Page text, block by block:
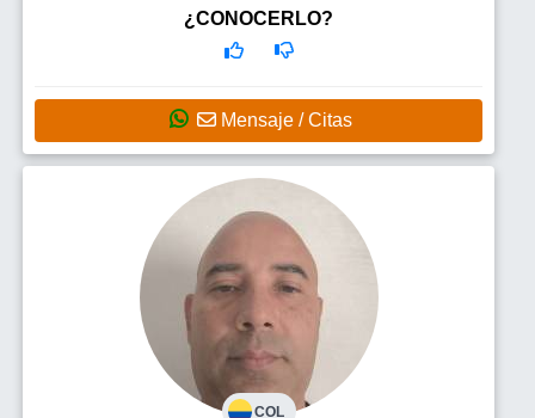
ACTIVIDADES, QUE SEA MUY SENCILLA Y TIERNA
¿CONOCERLO?
Mensaje / Citas
COL